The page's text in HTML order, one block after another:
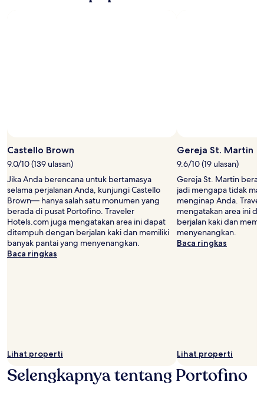
Terbuka
oleh
Antje
Te
Castello Brown
9.0/10 (139 ulasan)
Jika Anda berencana untuk bertamasya
selama perjalanan Anda, kunjungi Castello
Brown— hanya salah satu monumen yang
berada di pusat Portofino. Traveler
Hotels.com juga mengatakan area ini dapat
ditempuh dengan berjalan kaki dan memiliki
banyak pantai yang menyenangkan.
Baca ringkas
Lihat properti
Gereja St. Martin
9.6/10 (19 ulasan)
Gereja St. Martin
jadi mengapa tidak
menginap Anda.
mengatakan area ini
berjalan kaki dan
menyenangkan.
Baca ringkas
Lihat properti
Selengkapnya tentang Portofino